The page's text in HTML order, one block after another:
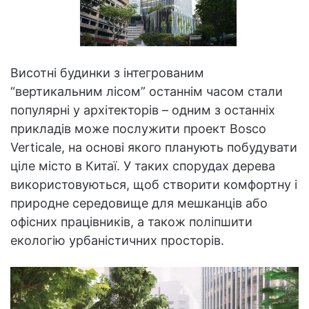
Висотні будинки з інтегрованим
“вертикальним лісом” останнім часом стали
популярні у архітекторів – одним з останніх
прикладів може послужити проект Bosco
Verticale, на основі якого планують побудувати
ціле місто в Китаї. У таких спорудах дерева
використовуються, щоб створити комфортну і
природне середовище для мешканців або
офісних працівників, а також поліпшити
екологію урбаністичних просторів.